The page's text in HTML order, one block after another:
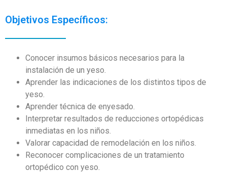
Objetivos Específicos:
Conocer insumos básicos necesarios para la
instalación de un yeso.
Aprender las indicaciones de los distintos tipos de
yeso.
Aprender técnica de enyesado.
Interpretar resultados de reducciones ortopédicas
inmediatas en los niños.
Valorar capacidad de remodelación en los niños.
Reconocer complicaciones de un tratamiento
ortopédico con yeso.